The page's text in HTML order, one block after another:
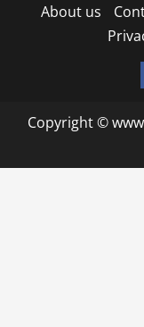
About us
Copyright ©